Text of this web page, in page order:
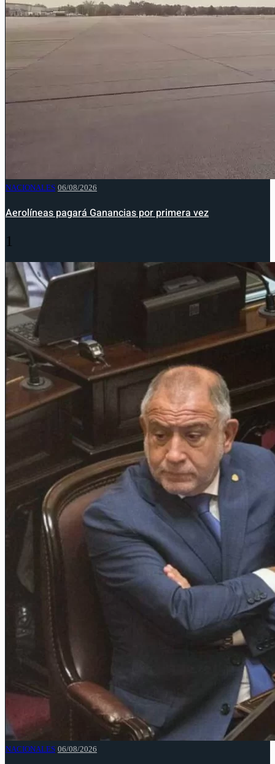
NACIONALES 06/08/2026
Aerolíneas pagará Ganancias por primera vez
1
NACIONALES 06/08/2026